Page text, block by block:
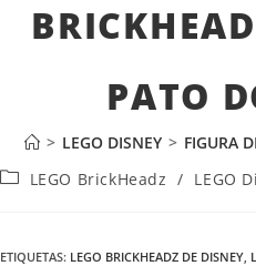
PATO
> LEGO DISNEY > FIGURA
LEGO BrickHeadz / LEGO
ETIQUETAS: LEGO BRICKHEADZ DE DISNEY,